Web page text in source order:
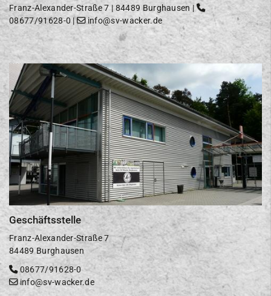
Franz-Alexander-Straße 7 | 84489 Burghausen |
08677/91628-0 | info@sv-wacker.de
Geschäftsstelle
Franz-Alexander-Straße 7
84489 Burghausen
08677/91628-0
info@sv-wacker.de